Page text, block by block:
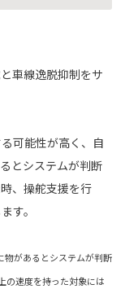
車線逸脱抑制をサ
可能性が高く、自
とシステムが判断
、操舵支援を行
す。
があるとシステムが判断
速度を持った対象には